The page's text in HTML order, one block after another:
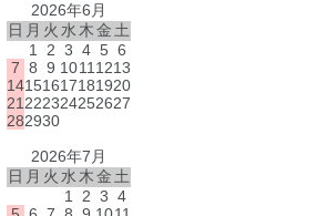
2026年6月
日 月 火 水 木金 土
1
2 3 4 5 6
7 8 9 1011 1213
14151617181920
21 222324252627
282930
2026年7月
日 月 火 水 木金 土
1
2 3 4